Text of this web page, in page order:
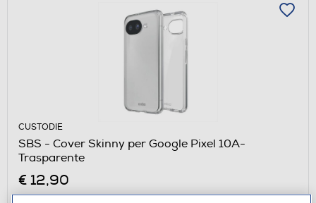
CUSTODIE
SBS - Cover Skinny per Google Pixel 10A-
Trasparente
€ 12,90